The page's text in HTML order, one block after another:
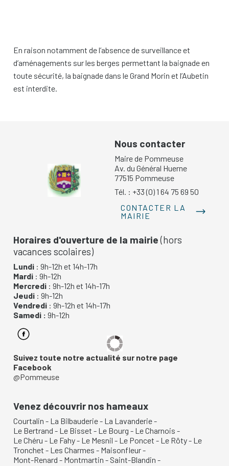
En raison notamment de l’absence de surveillance et
d’aménagements sur les berges permettant la baignade en
toute sécurité, la baignade dans le Grand Morin et l’Aubetin
est interdite.
Nous contacter
Maire de Pommeuse
Av. du Général Huerne
77515 Pommeuse
Tél. : +33 (0) 1 64 75 69 50
CONTACTER LA
MAIRIE
Horaires d'ouverture de la mairie(hors
vacances scolaires)
Lundi : 9h-12h et 14h-17h
Mardi : 9h-12h
Mercredi : 9h-12h et 14h-17h
Jeudi : 9h-12h
Vendredi : 9h-12h et 14h-17h
Samedi : 9h-12h
Suivez toute notre actualité sur notre page
Facebook
@Pommeuse
Venez découvrir nos hameaux
Courtalin - La Bilbauderie- La Lavanderie-
Le Bertrand - Le Bisset - Le Bourg - Le Charnois -
Le Chéru - Le Fahy- Le Mesnil - Le Poncet - Le Rôty- Le
Tronchet - Les Charmes - Maisonfleur-
Mont-Renard - Montmartin - Saint-Blandin -